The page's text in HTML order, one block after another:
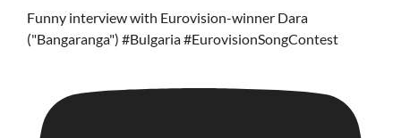
Funny interview with Eurovision-winner Dara
("Bangaranga") #Bulgaria #EurovisionSongContest